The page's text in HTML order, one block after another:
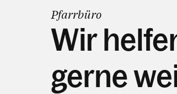
Pfarrbüro
Wir
gerne